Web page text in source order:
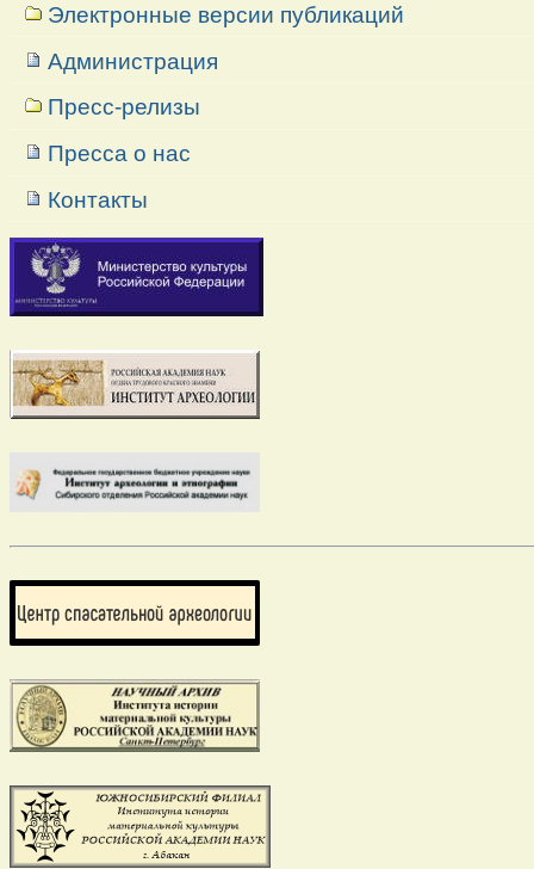
Электронные версии публикаций
Администрация
Пресс-релизы
Пресса о нас
Контакты